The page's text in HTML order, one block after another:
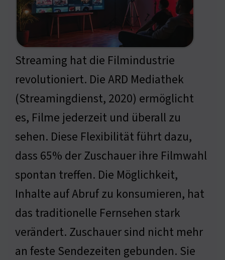
Streaming hat die Filmindustrie
revolutioniert. Die ARD Mediathek
(Streamingdienst, 2020) ermöglicht
es, Filme jederzeit und überall zu
sehen. Diese Flexibilität führt dazu,
dass 65% der Zuschauer ihre Filmwahl
spontan treffen. Die Möglichkeit,
Inhalte auf Abruf zu konsumieren, hat
das traditionelle Fernsehen stark
verändert. Zuschauer sind nicht mehr
an feste Sendezeiten gebunden. Sie